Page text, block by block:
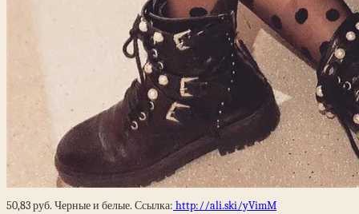
50,83руб. Черные и белые. Ссылка: http://ali.ski/yVimM